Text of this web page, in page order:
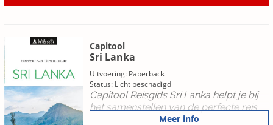
Capitool
Sri Lanka
Uitvoering: Paperback
Status: Licht beschadigd
Capitool Reisgids Sri Lanka helpt je bij
het samenstellen van de perfecte reis
Meer info